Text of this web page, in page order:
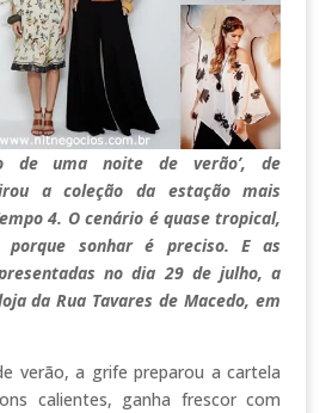
de uma noite de verão’, de
a coleção da estação mais
4. O cenário é quase tropical,
sonhar é preciso. E as
no dia 29 de julho, a
da Rua Tavares de Macedo, em
verão, a grife preparou a cartela
calientes, ganha frescor com